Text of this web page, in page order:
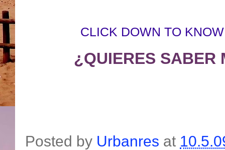
CLICK DOWN TO
¿QUIERES SABER
Posted by Urbanres at